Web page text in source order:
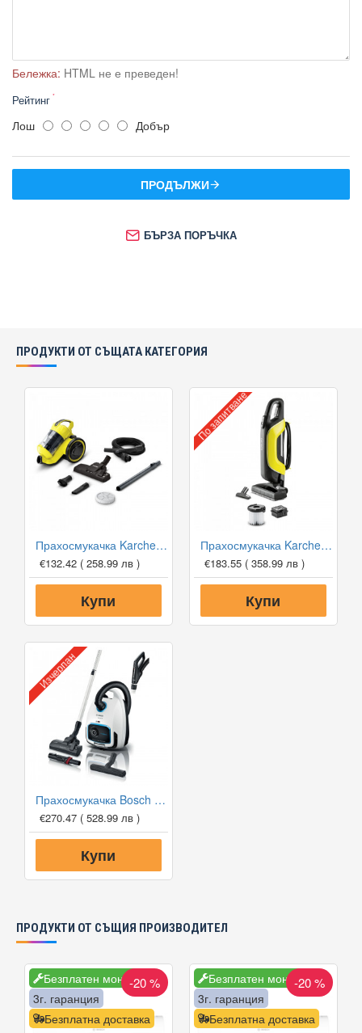
Бележка: HTML не е преведен!
Рейтинг
Лош Добър
ПРОДЪЛЖИ
БЪРЗА ПОРЪЧКА
ПРОДУКТИ ОТ СЪЩАТА КАТЕГОРИЯ
Прахосмукачка Karcher VC 3 с циклонен филтър
€132.42 ( 258.99 лв )
Купи
По запитване
Прахосмукачка Karcher VC 5
€183.55 ( 358.99 лв )
Купи
Изчерпан
Прахосмукачка Bosch BGB6SIL1 ProSilence
€270.47 ( 528.99 лв )
Купи
ПРОДУКТИ ОТ СЪЩИЯ ПРОИЗВОДИТЕЛ
Безплатен монтаж
Безплатна доставка
3г. гаранция
-20 % Безплатен монтаж
Безплатна доставка
3г. гаранция
-20 %